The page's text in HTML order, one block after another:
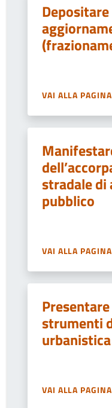
VAI ALLA PAGINA
stradale di
pubblico
VAI ALLA PAGINA
strumenti
urbanistica
VAI ALLA PAGINA